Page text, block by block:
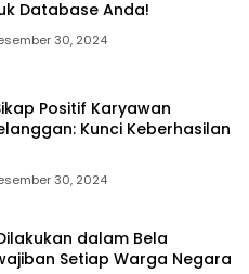
Database Anda!
30, 2024
Positif Karyawan
Kunci Keberhasilan
30, 2024
dalam Bela
Setiap Warga Negara